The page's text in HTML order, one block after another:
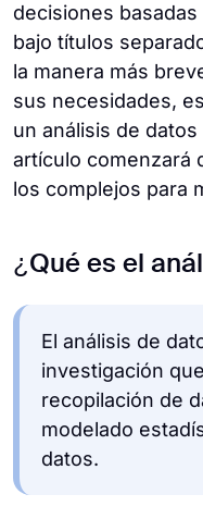
decisiones
bajo títulos
la manera más
sus necesidades,
un análisis de
artículo comenzará
los complejos para
¿Qué es el
El análisis de
investigación
recopilación de
modelado
datos.